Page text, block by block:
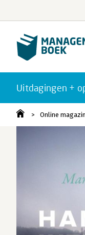
Uitdagingen +
Online